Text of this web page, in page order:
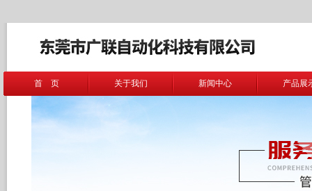
首 页 关于我们 新闻中心 产品展